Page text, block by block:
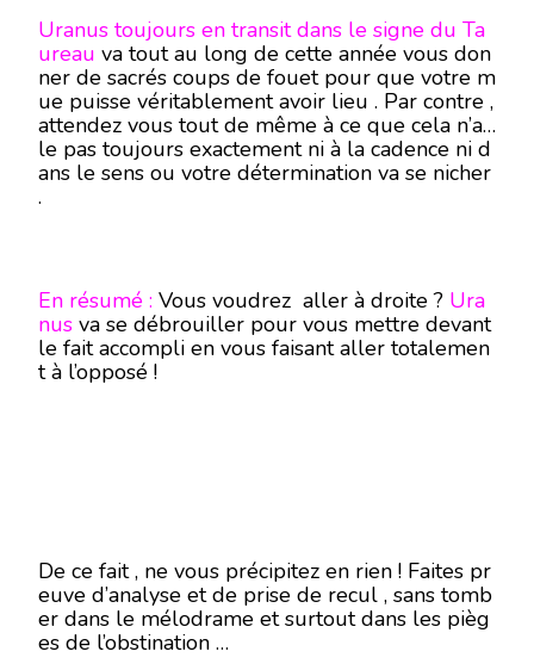
Uranus toujours en transit dans le signe du Ta
ureau va tout au long de cette année vous don
ner de sacrés coups de fouet pour que votre m
ue puisse véritablement avoir lieu . Par contre ,
attendez vous tout de même à ce que cela n’ail
le pas toujours exactement ni à la cadence ni d
ans le sens ou votre détermination va se nicher
.
En résumé : Vous voudrez aller à droite ? Ura
nus va se débrouiller pour vous mettre devant
le fait accompli en vous faisant aller totalemen
t à l’opposé !
De ce fait , ne vous précipitez en rien ! Faites pr
euve d’analyse et de prise de recul , sans tomb
er dans le mélodrame et surtout dans les pièg
es de l’obstination …